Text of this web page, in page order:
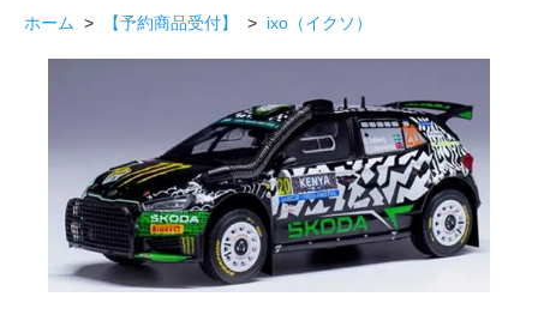
ホーム > 【予約商品受付】 > ixo（イクソ）